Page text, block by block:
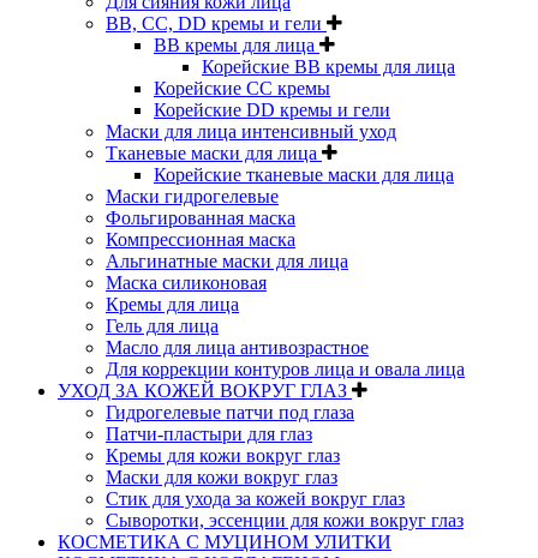
BB, CC, DD кремы и гели
BB кремы для лица
Корейские BB кремы для лица
Корейские CC кремы
Корейские DD кремы и гели
Маски для лица интенсивный уход
Тканевые маски для лица
Корейские тканевые маски для лица
Маски гидрогелевые
Фольгированная маска
Компрессионная маска
Альгинатные маски для лица
Маска силиконовая
Кремы для лица
Гель для лица
Масло для лица антивозрастное
Для коррекции контуров лица и овала лица
УХОД ЗА КОЖЕЙ ВОКРУГ ГЛАЗ
Гидрогелевые патчи под глаза
Патчи-пластыри для глаз
Кремы для кожи вокруг глаз
Маски для кожи вокруг глаз
Стик для ухода за кожей вокруг глаз
Сыворотки, эссенции для кожи вокруг глаз
КОСМЕТИКА С МУЦИНОМ УЛИТКИ